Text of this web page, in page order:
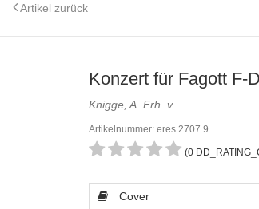
Artikel zurück
Konzert für Fagott F-
Knigge, A. Frh. v.
Artikelnummer: eres 2707.9
(0
Cover